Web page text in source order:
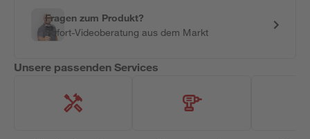
Fragen zum Produkt?
Sofort-Videoberatung aus dem Markt
Unsere passenden Services